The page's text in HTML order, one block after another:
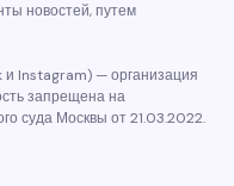
новостей, путем
Instagram) — организация
запрещена на
суда Москвы от 21.03.2022.